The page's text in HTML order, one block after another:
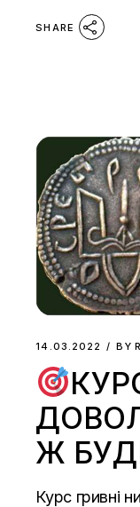
SHARE
14.03.2022 BY
Ж
Курс гривні